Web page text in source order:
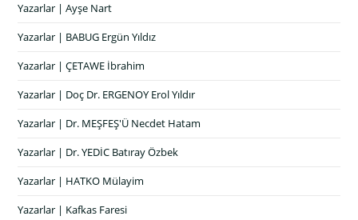
Yazarlar | Ayşe Nart
Yazarlar | BABUG Ergün Yıldız
Yazarlar | ÇETAWE İbrahim
Yazarlar | Doç Dr. ERGENOY Erol Yıldır
Yazarlar | Dr. MEŞFEŞ'Ü Necdet Hatam
Yazarlar | Dr. YEDİC Batıray Özbek
Yazarlar | HATKO Mülayim
Yazarlar | Kafkas Faresi